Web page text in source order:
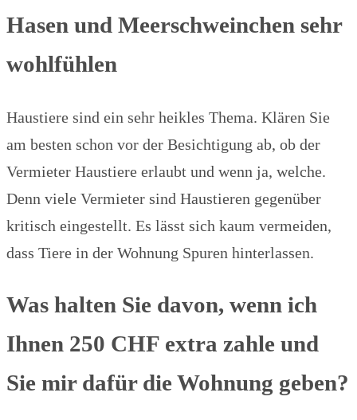
Hasen und Meerschweinchen sehr
wohlfühlen
Haustiere sind ein sehr heikles Thema. Klären Sie
am besten schon vor der Besichtigung ab, ob der
Vermieter Haustiere erlaubt und wenn ja, welche.
Denn viele Vermieter sind Haustieren gegenüber
kritisch eingestellt. Es lässt sich kaum vermeiden,
dass Tiere in der Wohnung Spuren hinterlassen.
Was halten Sie davon, wenn ich
Ihnen 250 CHF extra zahle und
Sie mir dafür die Wohnung geben?